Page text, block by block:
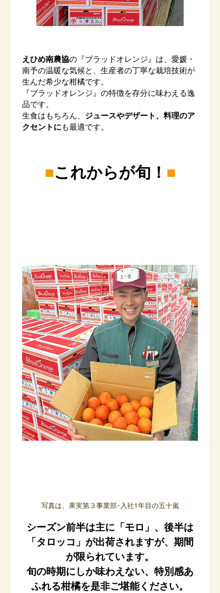
えひめ南農協の『ブラッドオレンジ』は、愛媛・
南予の温暖な気候と、生産者の丁寧な栽培技術が
生んだ希少な柑橘です。
『ブラッドオレンジ』の特徴を存分に味わえる逸
品です。
生食はもちろん、 ジュースやデザート、料理のア
クセントにも最適です。
■これからが旬！ ■
写真は、果実第３事業部･入社1年目の五十嵐
シーズン前半は主に「モロ」、後半は
「タロッコ」が出荷されますが、期間
が限られています。
旬の時期にしか味わえない、特別感あ
ふれる柑橘を是非ご堪能ください。